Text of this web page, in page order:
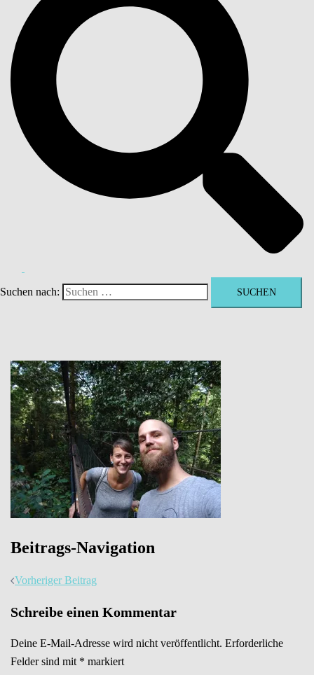
Suchen nach:
Beitrags-Navigation
Vorheriger Beitrag
Schreibe einen Kommentar
Deine E-Mail-Adresse wird nicht veröffentlicht. Erforderliche
Felder sind mit * markiert